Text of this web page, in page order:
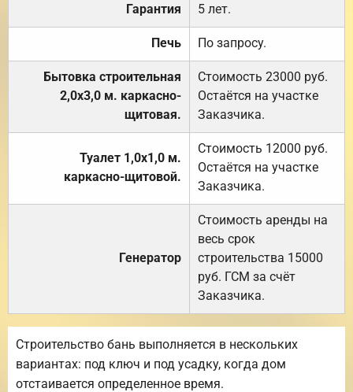
Гарантия 5 лет.
Печь По запросу.
Бытовка строительная
2,0х3,0 м. каркасно-
щитовая.
Стоимость 23000 руб.
Остаётся на участке
Заказчика.
Туалет 1,0х1,0 м.
каркасно-щитовой.
Стоимость 12000 руб.
Остаётся на участке
Заказчика.
Генератор
Стоимость аренды на
весь срок
строительства 15000
руб. ГСМ за счёт
Заказчика.
Строительство бань выполняется в нескольких
вариантах: под ключ и под усадку, когда дом
отстаивается определенное время.